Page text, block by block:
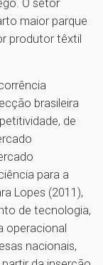
O setor
maior parque
produtor têxtil
brasileira
de
para a
Lopes (2011),
de tecnologia,
operacional
nacionais,